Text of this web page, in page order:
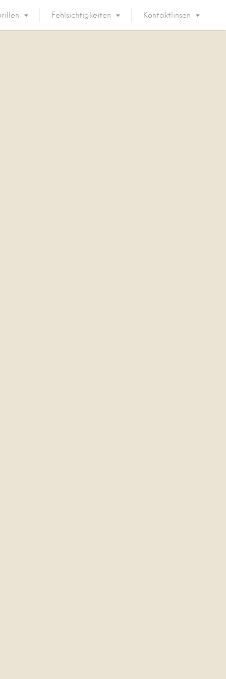
Fehlsichtigkeiten Kontaktlinsen